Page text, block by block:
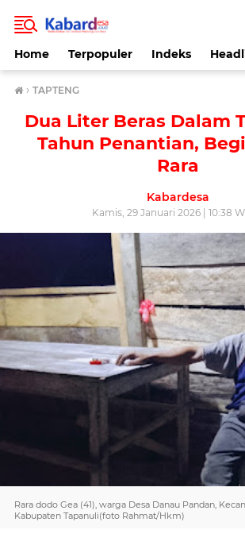
Home Terpopuler Indeks
› TAPTENG
Dua Liter Beras Dalam
Tahun Penantian,
Rara
Kabardesa
Kamis, 29 Januari 2026 | 10:38
Rara dodo Gea (41), warga Desa Danau Pandan,
Kabupaten Tapanuli(foto Rahmat/Hkm)